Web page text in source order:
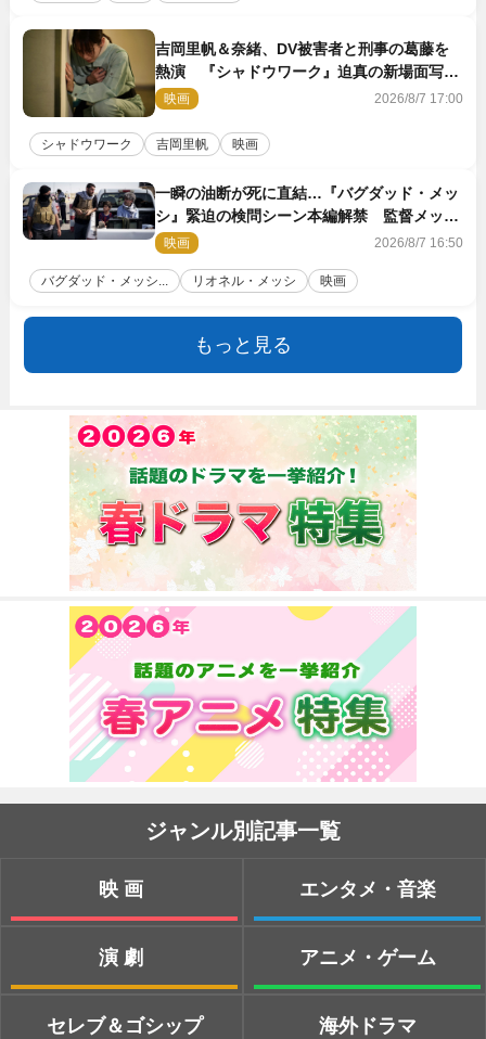
吉岡里帆＆奈緒、DV被害者と刑事の葛藤を
熱演 『シャドウワーク』迫真の新場面写真
公開
映画 2026/8/7 17:00
シャドウワーク 吉岡里帆 映画
一瞬の油断が死に直結…『バグダッド・メッ
シ』緊迫の検問シーン本編解禁 監督メッセ
ージも到着
映画 2026/8/7 16:50
バグダッド・メッシ... リオネル・メッシ 映画
もっと見る
ジャンル別記事一覧
映画
演劇
セレブ＆ゴシップ
エンタメ・音楽
アニメ・ゲーム
海外ドラマ